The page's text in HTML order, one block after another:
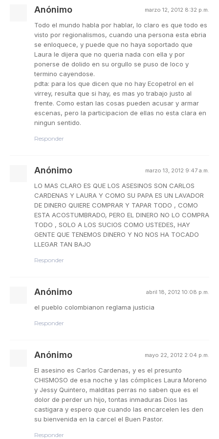
Anónimo marzo 12, 2012 8:32 p.m.
Todo el mundo habla por hablar, lo claro es que todo es
visto por regionalismos, cuando una persona esta ebria
se enloquece, y puede que no haya soportado que
Laura le dijera que no queria nada con ella y por
ponerse de dolido en su orgullo se puso de loco y
termino cayendose.
pdta: para los que dicen que no hay Ecopetrol en el
virrey, resulta que si hay, es mas yo trabajo justo al
frente. Como estan las cosas pueden acusar y armar
escenas, pero la participacion de ellas no esta clara en
ningun sentido.
Responder
Anónimo marzo 13, 2012 9:47 a.m.
LO MAS CLARO ES QUE LOS ASESINOS SON CARLOS
CARDENAS Y LAURA Y COMO SU PAPA ES UN LAVADOR
DE DINERO QUIERE COMPRAR Y TAPAR TODO , COMO
ESTA ACOSTUMBRADO, PERO EL DINERO NO LO COMPRA
TODO , SOLO A LOS SUCIOS COMO USTEDES, HAY
GENTE QUE TENEMOS DINERO Y NO NOS HA TOCADO
LLEGAR TAN BAJO
Responder
Anónimo abril 18, 2012 10:08 p.m.
el pueblo colombianon reglama justicia
Responder
Anónimo mayo 22, 2012 2:04 p.m.
El asesino es Carlos Cardenas, y es el presunto
CHISMOSO de esa noche y las cómplices Laura Moreno
y Jessy Quintero, malditas perras no saben que es el
dolor de perder un hijo, tontas inmaduras Dios las
castigara y espero que cuando las encarcelen les den
su bienvenida en la carcel el Buen Pastor.
Responder